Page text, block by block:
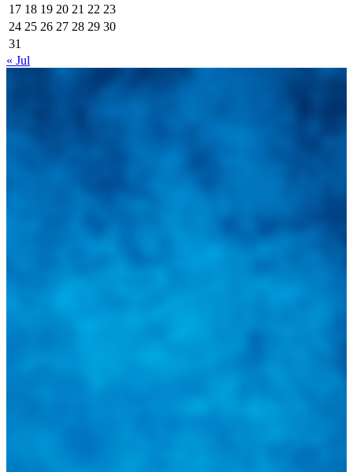
17 18 19 20 21 22 23
24 25 26 27 28 29 30
31
« Jul